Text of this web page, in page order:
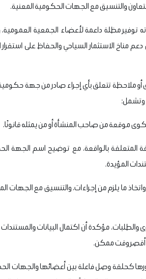
التعاون والتنسيق مع الجهات الحكومية
توفير مظلة داعمة لأعضاء الجمعية العمومية،
الاستثمار السياحي والحفاظ على استقرار
تتعلق بأي إجراء صادر من جهة حكومية،
وتشمل:
موقعة من صاحب المنشأة أو من يمثله قانونًا.
بالواقعة، مع توضيح اسم الجهة
المؤيدة.
ما يلزم من إجراءات، والتنسيق مع الجهات
مؤكدة أن اكتمال البيانات
أقصر وقت ممكن.
كحلقة وصل فاعلة بين أعضائها والجهات